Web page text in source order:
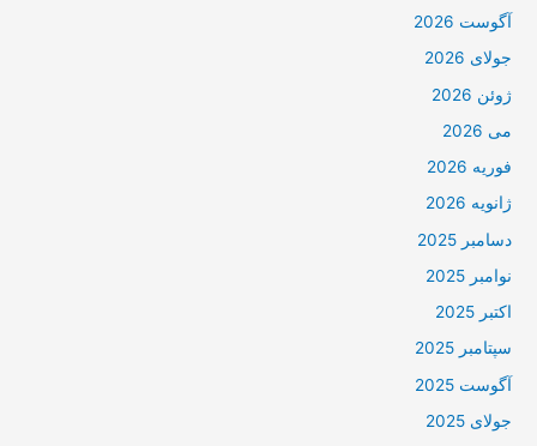
آگوست 2026
جولای 2026
ژوئن 2026
می 2026
فوریه 2026
ژانویه 2026
دسامبر 2025
نوامبر 2025
اکتبر 2025
سپتامبر 2025
آگوست 2025
جولای 2025